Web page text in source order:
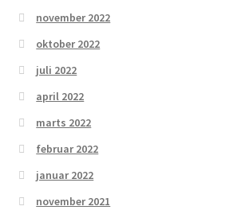
november 2022
oktober 2022
juli 2022
april 2022
marts 2022
februar 2022
januar 2022
november 2021